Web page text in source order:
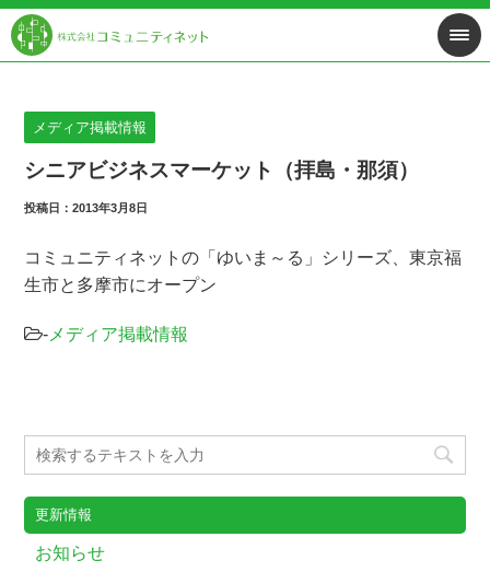
メディア掲載情報
シニアビジネスマーケット（拝島・那須）
投稿日：2013年3月8日
コミュニティネットの「ゆいま～る」シリーズ、東京福
生市と多摩市にオープン
- メディア掲載情報
更新情報
お知らせ